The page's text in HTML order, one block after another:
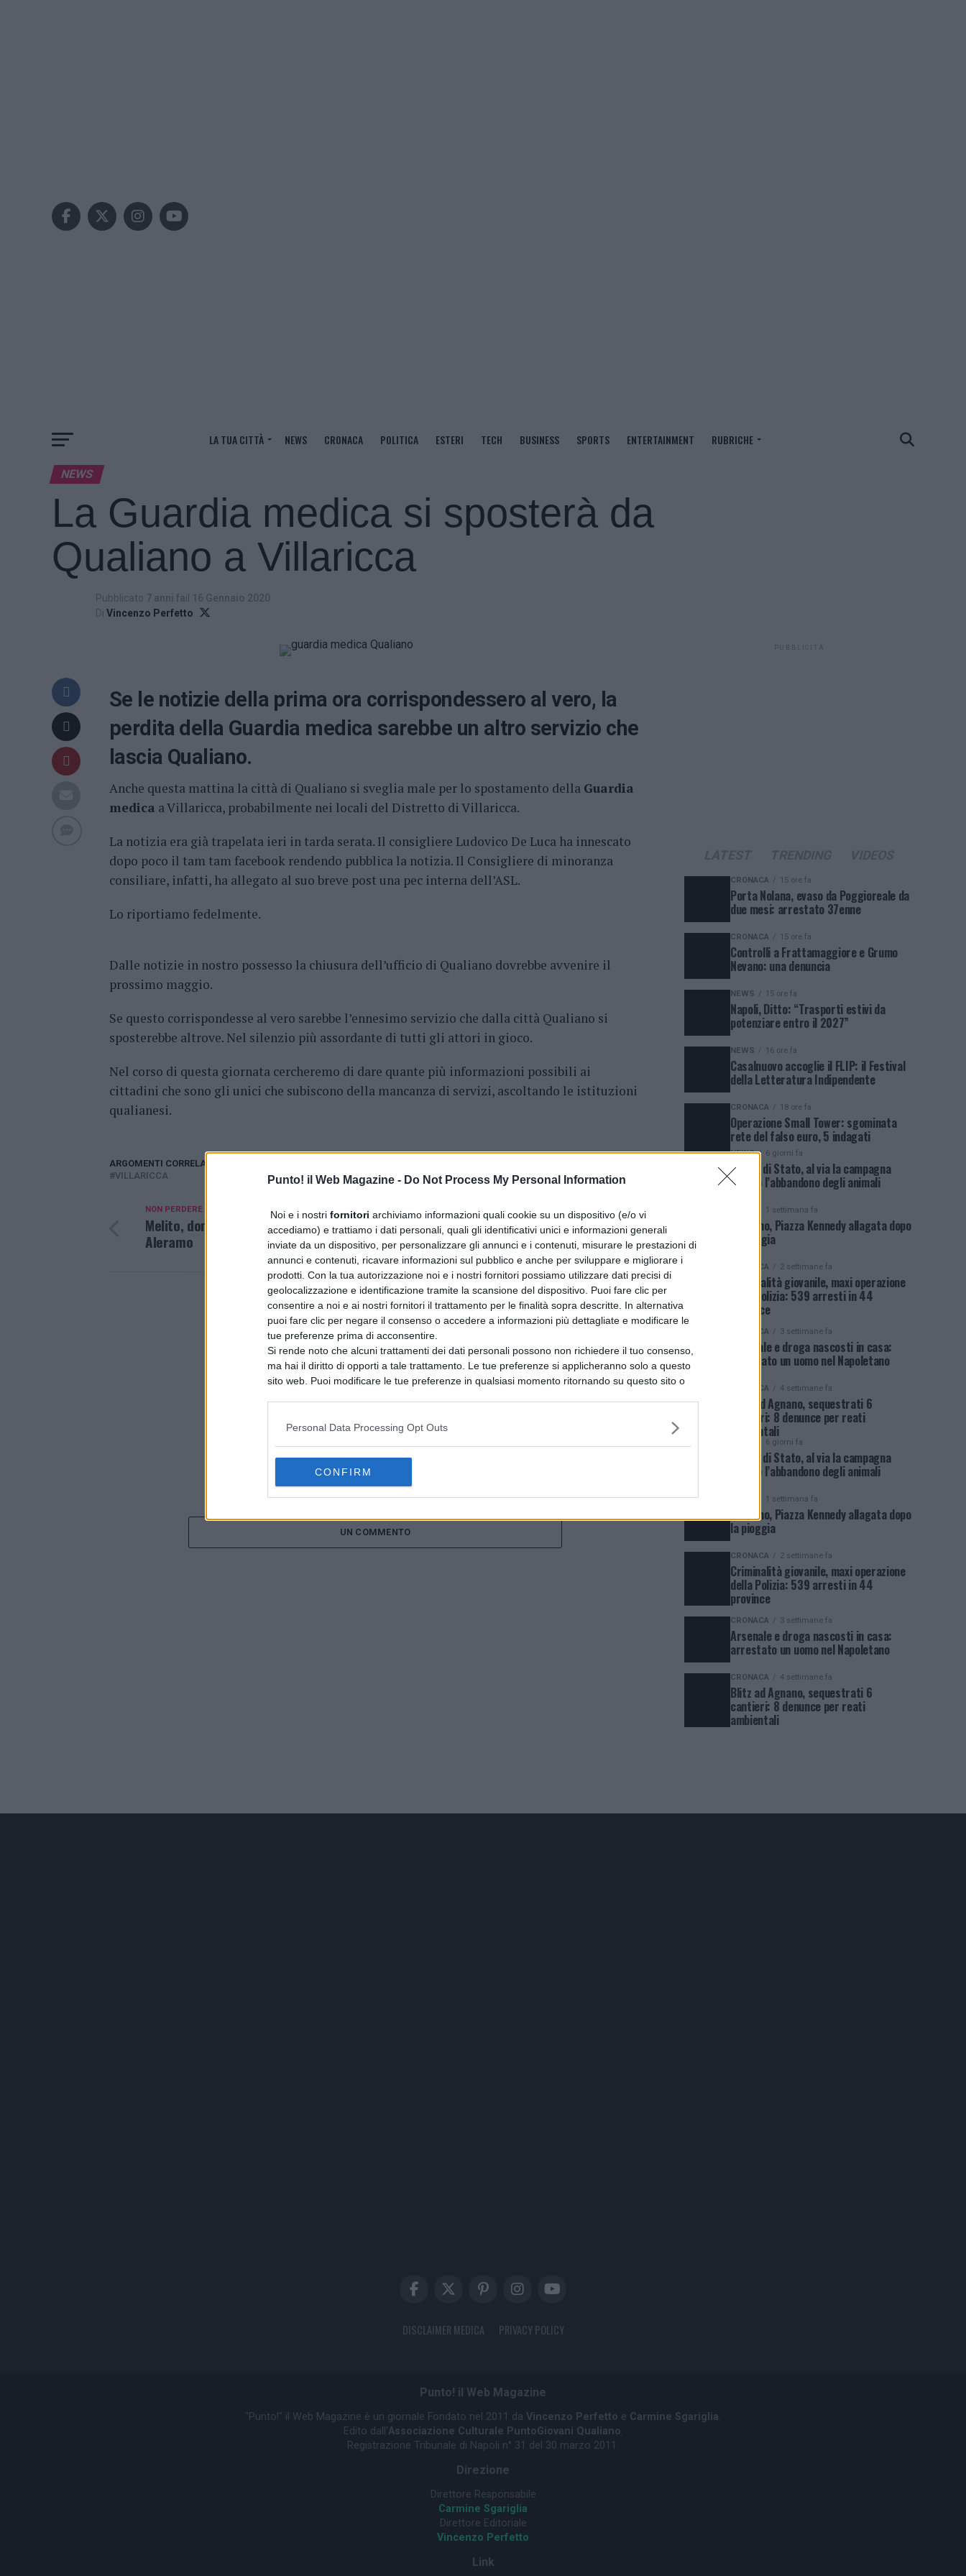
Punto! il Web Magazine - Do Not Process My Personal Information
Noi e i nostri fornitori archiviamo informazioni quali cookie su un dispositivo (e/o vi
accediamo) e trattiamo i dati personali, quali gli identificativi unici e informazioni generali
inviate da un dispositivo, per personalizzare gli annunci e i contenuti, misurare le prestazioni di
annunci e contenuti, ricavare informazioni sul pubblico e anche per sviluppare e migliorare i
prodotti. Con la tua autorizzazione noi e i nostri fornitori possiamo utilizzare dati precisi di
geolocalizzazione e identificazione tramite la scansione del dispositivo. Puoi fare clic per
consentire a noi e ai nostri fornitori il trattamento per le finalità sopra descritte. In alternativa
puoi fare clic per negare il consenso o accedere a informazioni più dettagliate e modificare le
tue preferenze prima di acconsentire.
Si rende noto che alcuni trattamenti dei dati personali possono non richiedere il tuo consenso,
ma hai il diritto di opporti a tale trattamento. Le tue preferenze si applicheranno solo a questo
sito web. Puoi modificare le tue preferenze in qualsiasi momento ritornando su questo sito o
Personal Data Processing Opt Outs
CONFIRM
LA TUA CITTÀ NEWS CRONACA POLITICA ESTERI TECH BUSINESS SPORTS ENTERTAINMENT RUBRICHE
NEWS
La Guardia medica si sposterà da
Qualiano a Villaricca
Pubblicato 7 anni fail
16 Gennaio 2020
Di Vincenzo Perfetto
Se le notizie della prima ora corrispondessero al vero, la
perdita della Guardia medica sarebbe un altro servizio che
lascia Qualiano.
Anche questa mattina la città di Qualiano si sveglia male per lo spostamento della Guardia
medica a Villaricca, probabilmente nei locali del Distretto di Villaricca.
La notizia era già trapelata ieri in tarda serata. Il consigliere Ludovico De Luca ha innescato
dopo poco il tam tam facebook rendendo pubblica la notizia. Il Consigliere di minoranza
consiliare, infatti, ha allegato al suo breve post una pec interna dell’ASL.
Lo riportiamo fedelmente.
Dalle notizie in nostro possesso la chiusura dell’ufficio di Qualiano dovrebbe avvenire il
prossimo maggio.
Se questo corrispondesse al vero sarebbe l’ennesimo servizio che dalla città Qualiano si
sposterebbe altrove. Nel silenzio più assordante di tutti gli attori in gioco.
Nel corso di questa giornata cercheremo di dare quante più informazioni possibili ai
cittadini che sono gli unici che subiscono della mancanza di servizi, ascoltando le istituzioni
qualianesi.
ARGOMENTI CORRELATI:
VILLARICCA
AVANTI IL ​​PROSSIMO
Sorrento: denunciato un 46enne per
truffa
NON PERDERE
Melito, domani chiusa la Sibilla
Aleramo
UN COMMENTO
PUBBLICITÀ
CRONACA 15 ore fa
Porta Nolana, evaso da Poggioreale da
due mesi: arrestato 37enne
CRONACA 15 ore fa
Controlli a Frattamaggiore e Grumo
Nevano: una denuncia
NEWS 15 ore fa
Napoli, Ditto: “Trasporti estivi da
potenziare entro il 2027”
NEWS 16 ore fa
Casalnuovo accoglie il FLIP: il Festival
della Letteratura Indipendente
CRONACA 18 ore fa
Operazione Small Tower: sgominata
rete del falso euro, 5 indagati
NEWS 6 giorni fa
Polizia di Stato, al via la campagna
contro l’abbandono degli animali
1 settimana fa
Qualiano, Piazza Kennedy allagata dopo
la pioggia
CRONACA 2 settimane fa
Criminalità giovanile, maxi operazione
della Polizia: 539 arresti in 44
province
CRONACA 3 settimane fa
Arsenale e droga nascosti in casa:
arrestato un uomo nel Napoletano
CRONACA 4 settimane fa
Blitz ad Agnano, sequestrati 6
cantieri: 8 denunce per reati
ambientali
6 giorni fa
Polizia di Stato, al via la campagna
contro l’abbandono degli animali
1 settimana fa
Qualiano, Piazza Kennedy allagata dopo
la pioggia
CRONACA 2 settimane fa
Criminalità giovanile, maxi operazione
della Polizia: 539 arresti in 44
province
CRONACA 3 settimane fa
Arsenale e droga nascosti in casa:
arrestato un uomo nel Napoletano
CRONACA 4 settimane fa
Blitz ad Agnano, sequestrati 6
cantieri: 8 denunce per reati
ambientali
DISCLAIMER MEDICA PRIVACY POLICY
Punto! il Web Magazine
"Punto!" il Web Magazine è un giornale Fondato nel 2011 da Vincenzo Perfetto e Carmine Sgariglia.
Edito dall'Associazione Culturale PuntoGiovani Qualiano.
Registrazione Tribunale di Napoli n° 31 del 30 marzo 2011.
Direzione
Direttore Responsabile
Carmine Sgariglia
Direttore Editoriale
Vincenzo Perfetto
Link